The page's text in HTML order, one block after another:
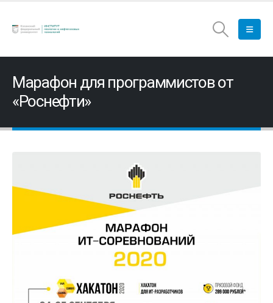
Марафон для программистов от
«Роснефти»